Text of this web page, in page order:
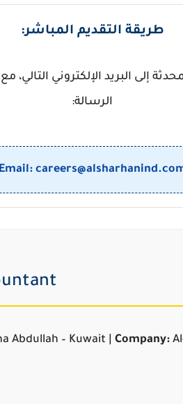
طريقة التقديم المباشر:
إلى البريد الإلكتروني التالي،
الرسالة:
Email:
Abdullah – Kuwait | Company: